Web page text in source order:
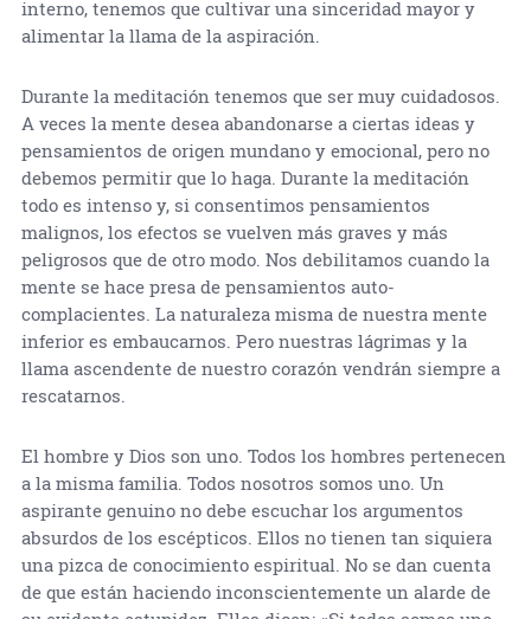
interno, tenemos que cultivar una sinceridad mayor y
alimentar la llama de la aspiración.
Durante la meditación tenemos que ser muy cuidadosos.
A veces la mente desea abandonarse a ciertas ideas y
pensamientos de origen mundano y emocional, pero no
debemos permitir que lo haga. Durante la meditación
todo es intenso y, si consentimos pensamientos
malignos, los efectos se vuelven más graves y más
peligrosos que de otro modo. Nos debilitamos cuando la
mente se hace presa de pensamientos auto-
complacientes. La naturaleza misma de nuestra mente
inferior es embaucarnos. Pero nuestras lágrimas y la
llama ascendente de nuestro corazón vendrán siempre a
rescatarnos.
El hombre y Dios son uno. Todos los hombres pertenecen
a la misma familia. Todos nosotros somos uno. Un
aspirante genuino no debe escuchar los argumentos
absurdos de los escépticos. Ellos no tienen tan siquiera
una pizca de conocimiento espiritual. No se dan cuenta
de que están haciendo inconscientemente un alarde de